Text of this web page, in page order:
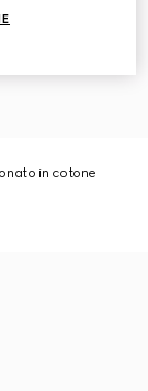
in cotone